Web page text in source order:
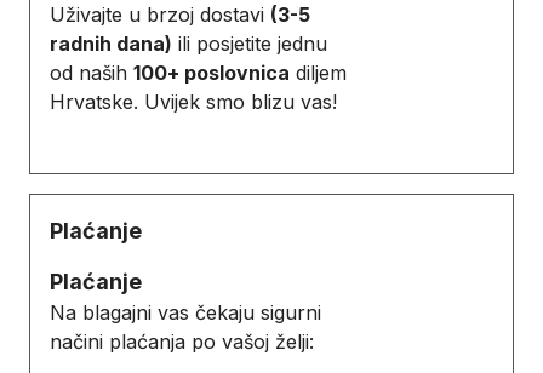
Uživajte u brzoj dostavi (3-5
radnih dana) ili posjetite jednu
od naših 100+ poslovnica diljem
Hrvatske. Uvijek smo blizu vas!
Plaćanje
Plaćanje
Na blagajni vas čekaju sigurni
načini plaćanja po vašoj želji: